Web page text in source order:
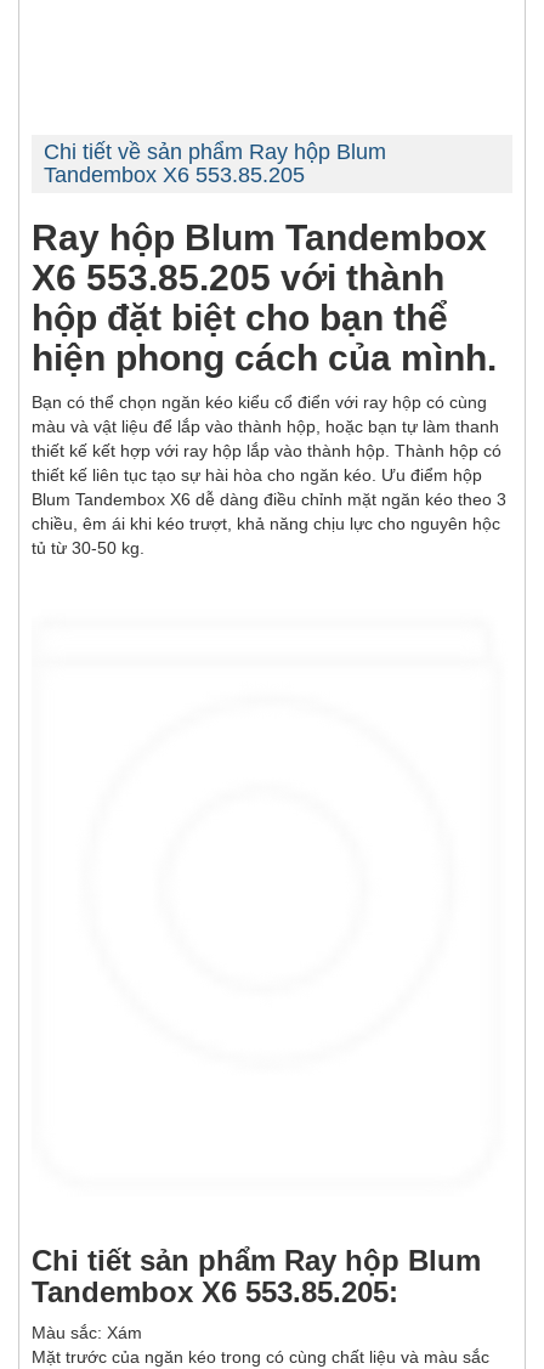
Chi tiết về sản phẩm Ray hộp Blum
Tandembox X6 553.85.205
Ray hộp Blum Tandembox
X6 553.85.205 với thành
hộp đặt biệt cho bạn thể
hiện phong cách của mình.
Bạn có thể chọn ngăn kéo kiểu cổ điển với ray hộp có cùng
màu và vật liệu để lắp vào thành hộp, hoặc bạn tự làm thanh
thiết kế kết hợp với ray hộp lắp vào thành hộp. Thành hộp có
thiết kế liên tục tạo sự hài hòa cho ngăn kéo. Ưu điểm hộp
Blum Tandembox X6 dễ dàng điều chỉnh mặt ngăn kéo theo 3
chiều, êm ái khi kéo trượt, khả năng chịu lực cho nguyên hộc
tủ từ 30-50 kg.
Chi tiết sản phẩm Ray hộp Blum
Tandembox X6 553.85.205:
Màu sắc: Xám
Mặt trước của ngăn kéo trong có cùng chất liệu và màu sắc